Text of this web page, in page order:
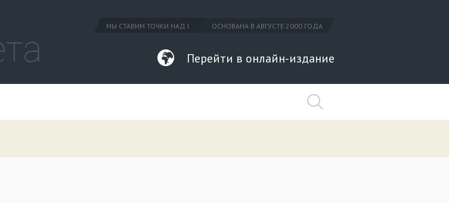
МЫ СТАВИМ ТОЧКИ НАД I ОСНОВАНА В АВГУСТЕ 2000 ГОДА
Перейти в онлайн-издание